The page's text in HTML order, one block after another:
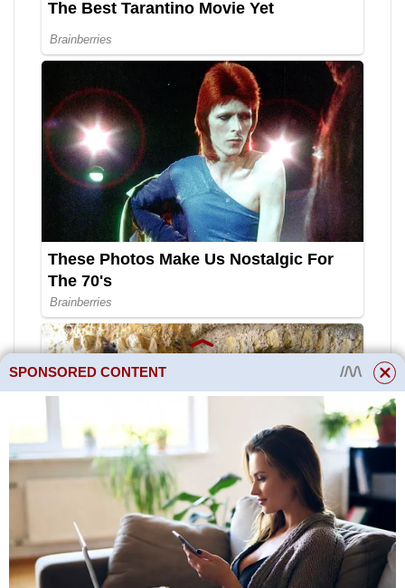
SPONSORED CONTENT